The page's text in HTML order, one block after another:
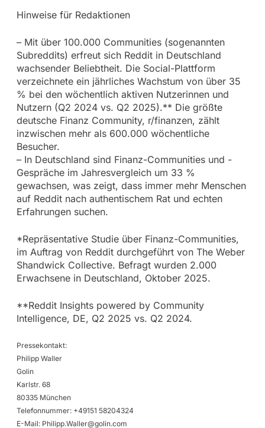
Hinweise für Redaktionen
– Mit über 100.000 Communities (sogenannten
Subreddits) erfreut sich Reddit in Deutschland
wachsender Beliebtheit. Die Social-Plattform
verzeichnete ein jährliches Wachstum von über 35
% bei den wöchentlich aktiven Nutzerinnen und
Nutzern (Q2 2024 vs. Q2 2025).** Die größte
deutsche Finanz Community, r/finanzen, zählt
inzwischen mehr als 600.000 wöchentliche
Besucher.
– In Deutschland sind Finanz-Communities und -
Gespräche im Jahresvergleich um 33 %
gewachsen, was zeigt, dass immer mehr Menschen
auf Reddit nach authentischem Rat und echten
Erfahrungen suchen.
*Repräsentative Studie über Finanz-Communities,
im Auftrag von Reddit durchgeführt von The Weber
Shandwick Collective. Befragt wurden 2.000
Erwachsene in Deutschland, Oktober 2025.
**Reddit Insights powered by Community
Intelligence, DE, Q2 2025 vs. Q2 2024.
Pressekontakt:
Philipp Waller
Golin
Karlstr. 68
80335 München
Telefonnummer: +49151 58204324
E-Mail: Philipp.Waller@golin.com